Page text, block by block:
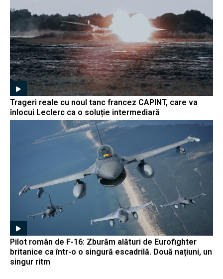
Trageri reale cu noul tanc francez CAPINT, care va
înlocui Leclerc ca o soluție intermediară
Pilot român de F-16: Zburăm alături de Eurofighter
britanice ca într-o o singură escadrilă. Două națiuni, un
singur ritm